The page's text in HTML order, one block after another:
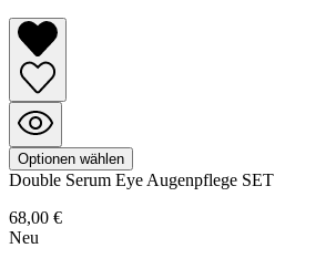
Optionen wählen
Double Serum Eye Augenpflege SET
68,00 €
Neu